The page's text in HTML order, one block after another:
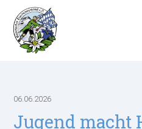
06.06.2026
Jugend macht